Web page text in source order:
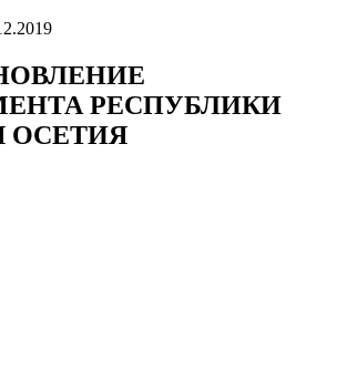
РЕСПУБЛИКИ